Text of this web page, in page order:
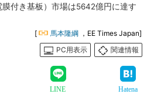
付き基板）市場は5642億円に達す
[ 馬本隆綱 ，EE Times Japan]
PC用表示
関連情報
LINE Hatena